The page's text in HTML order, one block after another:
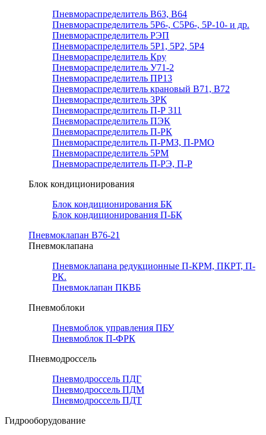
Пневмораспределитель В63, В64
Пневмораспределитель 5Р6-, С5Р6-, 5Р-10- и др.
Пневмораспределитель РЭП
Пневмораспределитель 5Р1, 5Р2, 5Р4
Пневмораспределитель Кру
Пневмораспределитель У71-2
Пневмораспределитель ПР13
Пневмораспределитель крановый В71, В72
Пневмораспределитель 3РК
Пневмораспределитель П-Р 311
Пневмораспределитель ПЭК
Пневмораспределитель П-РК
Пневмораспределитель П-РМЗ, П-РМО
Пневмораспределитель 5РМ
Пневмораспределитель П-РЭ, П-Р
Блок кондиционирования
Блок кондиционирования БК
Блок кондиционирования П-БК
Пневмоклапан В76-21
Пневмоклапана
Пневмоклапана редукционные П-КРМ, ПКРТ, П-
РК.
Пневмоклапан ПКВБ
Пневмоблоки
Пневмоблок управления ПБУ
Пневмоблок П-ФРК
Пневмодроссель
Пневмодроссель ПДГ
Пневмодроссель ПДМ
Пневмодроссель ПДТ
Гидрооборудование